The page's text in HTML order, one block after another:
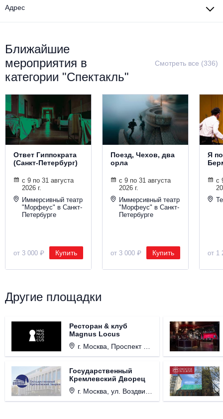
Адрес
Ближайшие
мероприятия в
категории "Спектакль"
Смотреть все (336)
Ответ Гиппократа
(Санкт-Петербург)
с 9 по 31 августа
2026 г.
Иммерсивный театр
"Морфеус" в Санкт-
Петербурге
от 3 000 ₽ Купить
Поезд, Чехов, два
орла
с 9 по 31 августа
2026 г.
Иммерсивный театр
"Морфеус" в Санкт-
Петербурге
от 3 000 ₽ Купить
Я
с
от 1
Другие площадки
Ресторан & клуб
Magnus Locus
г. Москва, Проспект Мира, д. 12, стр. 9.
Государственный
Кремлевский Дворец
г. Москва, ул. Воздвиженка, д. 1, Кремль.